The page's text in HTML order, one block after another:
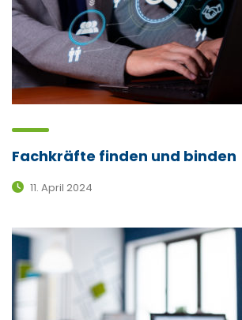
Fachkräfte finden und binden
11. April 2024